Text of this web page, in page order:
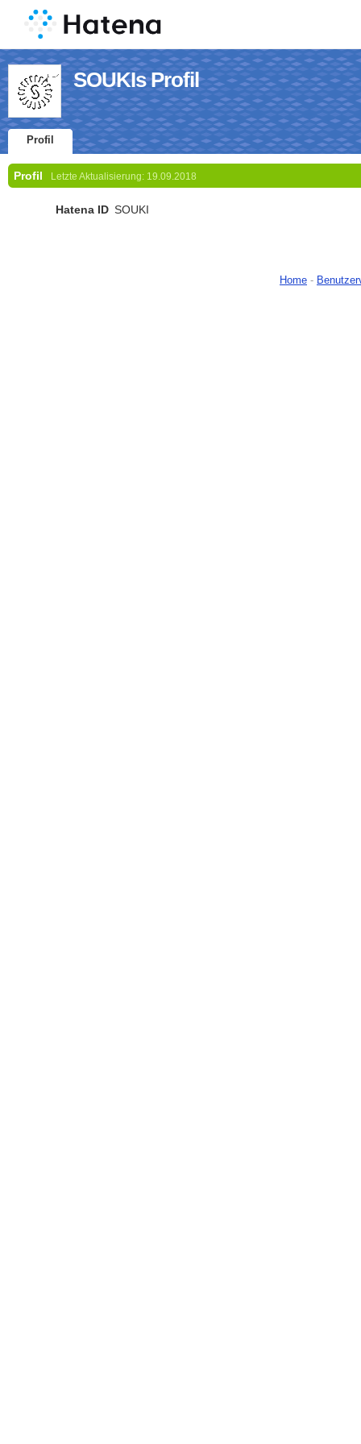
SOUKIs Profil
Profil
Profil Letzte Aktualisierung: 19.09.2018
Hatena ID SOUKI
Home -